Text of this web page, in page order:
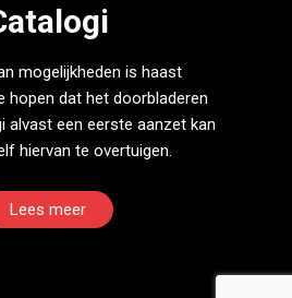
mogelijkheden is haast
hopen dat het doorbladeren
alvast een eerste aanzet kan
hiervan te overtuigen.
Lees meer